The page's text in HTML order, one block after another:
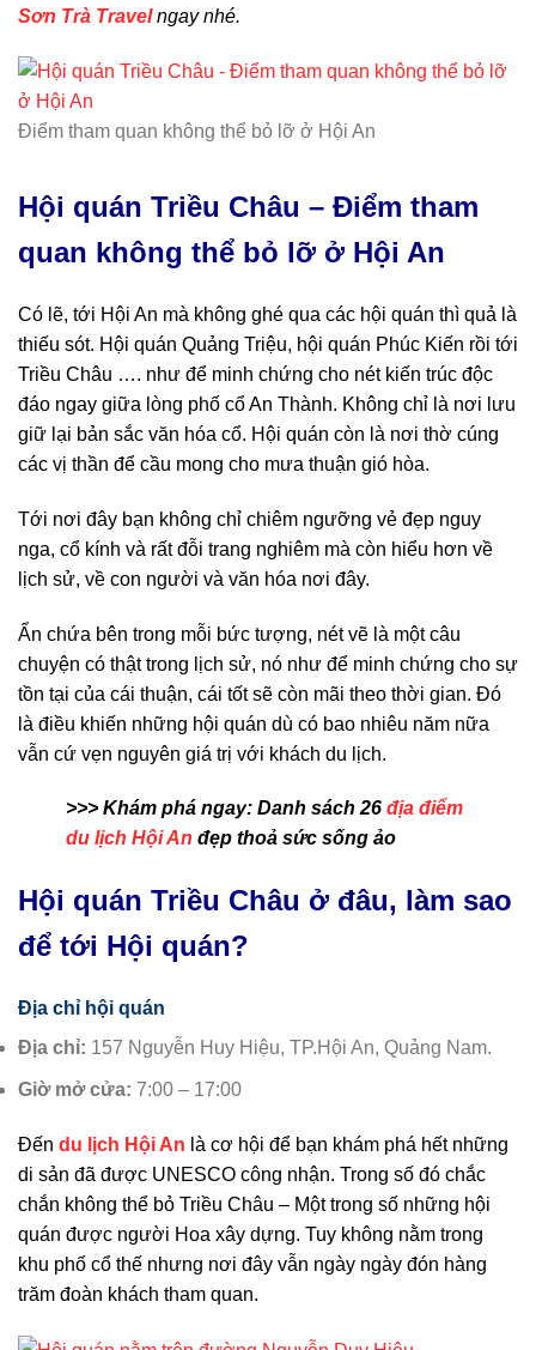
Sơn Trà Travelngay nhé.
Điểm tham quan không thể bỏ lỡ ở Hội An
Hội quán Triều Châu – Điểm tham
quan không thể bỏ lỡ ở Hội An
Có lẽ, tới Hội An mà không ghé qua các hội quán thì quả là
thiếu sót. Hội quán Quảng Triệu, hội quán Phúc Kiến rồi tới
Triều Châu …. như để minh chứng cho nét kiến trúc độc
đáo ngay giữa lòng phố cổ An Thành. Không chỉ là nơi lưu
giữ lại bản sắc văn hóa cổ. Hội quán còn là nơi thờ cúng
các vị thần để cầu mong cho mưa thuận gió hòa.
Tới nơi đây bạn không chỉ chiêm ngưỡng vẻ đẹp nguy
nga, cổ kính và rất đỗi trang nghiêm mà còn hiểu hơn về
lịch sử, về con người và văn hóa nơi đây.
Ẩn chứa bên trong mỗi bức tượng, nét vẽ là một câu
chuyện có thật trong lịch sử, nó như để minh chứng cho sự
tồn tại của cái thuận, cái tốt sẽ còn mãi theo thời gian. Đó
là điều khiến những hội quán dù có bao nhiêu năm nữa
vẫn cứ vẹn nguyên giá trị với khách du lịch.
>>> Khám phá ngay: Danh sách 26 địa điểm
du lịch Hội An đẹp thoả sức sống ảo
Hội quán Triều Châu ở đâu, làm sao
để tới Hội quán?
Địa chỉ hội quán
Địa chỉ: 157 Nguyễn Huy Hiệu, TP.Hội An, Quảng Nam.
Giờ mở cửa: 7:00 – 17:00
Đến du lịch Hội An là cơ hội để bạn khám phá hết những
di sản đã được UNESCO công nhận. Trong số đó chắc
chắn không thể bỏ Triều Châu – Một trong số những hội
quán được người Hoa xây dựng. Tuy không nằm trong
khu phố cổ thế nhưng nơi đây vẫn ngày ngày đón hàng
trăm đoàn khách tham quan.